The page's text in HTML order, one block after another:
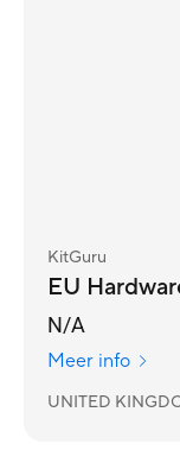
KitGuru
EU
N/A
Meer info
UNITED